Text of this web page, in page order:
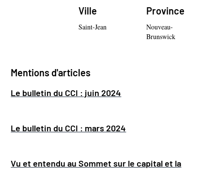
Ville
Saint-Jean
Province
Nouveau-
Brunswick
Mentions d'articles
Le bulletin du CCI : juin 2024
Le bulletin du CCI : mars 2024
Vu et entendu au Sommet sur le capital et la